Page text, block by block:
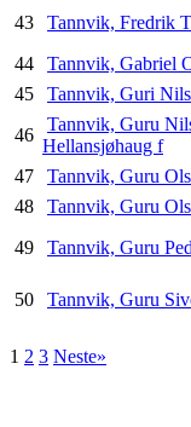
43
Tannvik, Fredrik
44
Tannvik, Gabriel
45
Tannvik, Guri
46
Tannvik, Guru
Hellansjøhaug f
47
Tannvik, Guru
48
Tannvik, Guru
49
Tannvik, Guru
50 Tannvik, Guru
1 2 3 Neste»